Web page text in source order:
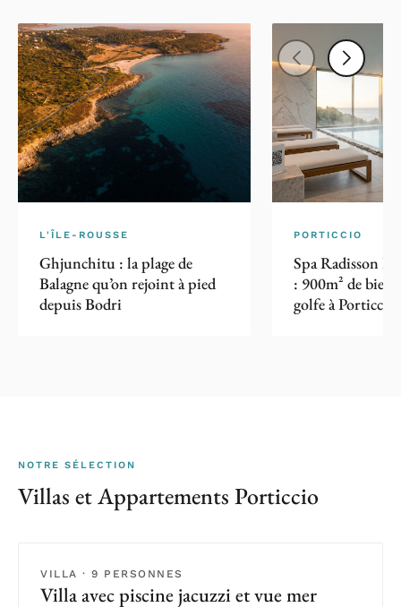
L'ÎLE-ROUSSE
Ghjunchitu : la plage de
Balagne qu’on rejoint à pied
depuis Bodri
PORTICCIO
Spa Radisson
: 900m² de
golfe à Porticcio
NOTRE SÉLECTION
Villas et Appartements Porticcio
VILLA · 9 PERSONNES
Villa avec piscine jacuzzi et vue mer